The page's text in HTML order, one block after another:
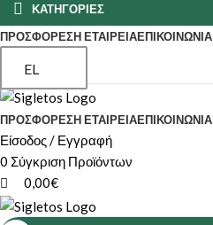
ΚΑΤΗΓΟΡΙΕΣ
ΠΡΟΣΦΟΡΕΣΗ ΕΤΑΙΡΕΊΑΕΠΙΚΟΙΝΩΝΊΑ
EL
ΠΡΟΣΦΟΡΕΣΗ ΕΤΑΙΡΕΊΑΕΠΙΚΟΙΝΩΝΊΑ
Είσοδος / Εγγραφή
0 Σύγκριση Προϊόντων
0,00€